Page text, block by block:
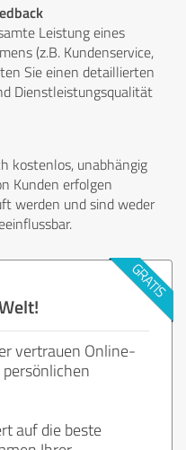
Leistung eines
(z.B. Kundenservice,
Sie einen detaillierten
Dienstleistungsqualität
kostenlos, unabhängig
Kunden erfolgen
werden und sind weder
vertrauen Online-
auf die beste